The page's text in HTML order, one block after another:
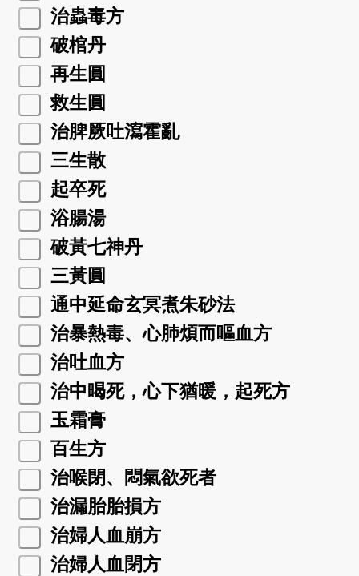
治蟲毒方
破棺丹
再生圓
救生圓
治脾厥吐瀉霍亂
三生散
起卒死
浴腸湯
破黃七神丹
三黃圓
通中延命玄冥煮朱砂法
治暴熱毒、心肺煩而嘔血方
治吐血方
治中暍死，心下猶暖，起死方
玉霜膏
百生方
治喉閉、悶氣欲死者
治漏胎胎損方
治婦人血崩方
治婦人血閉方